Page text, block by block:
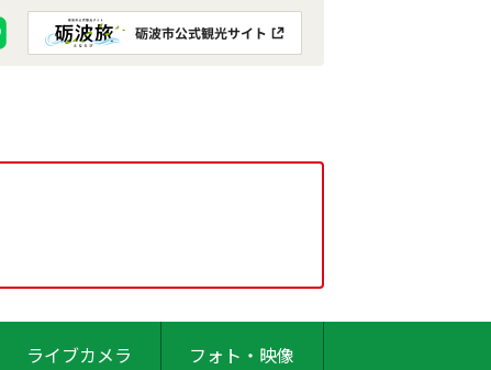
ライブカメラ フォト・映像